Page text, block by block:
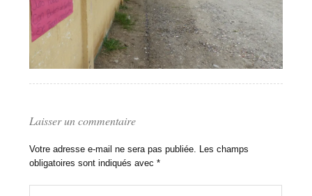
Laisser un commentaire
Votre adresse e-mail ne sera pas publiée. Les champs
obligatoires sont indiqués avec*